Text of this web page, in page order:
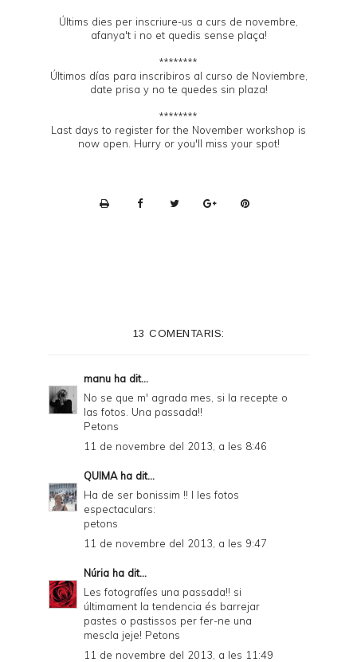
Últims dies per inscriure-us a curs de novembre,
afanya't i no et quedis sense plaça!
********
Últimos días para inscribiros al curso de Noviembre,
date prisa y no te quedes sin plaza!
********
Last days to register for the November workshop is
now open. Hurry or you'll miss your spot!
i
l
d
P
D
13 COMENTARIS:
manu ha dit...
No se que m' agrada mes, si la recepte o
las fotos. Una passada!!
Petons
11 de novembre del 2013, a les 8:46
QUIMAha dit...
Ha de ser bonissim !! I les fotos
espectaculars:
petons
11 de novembre del 2013, a les 9:47
Núria ha dit...
Les fotografíes una passada!! si
últimament la tendencia és barrejar
pastes o pastissos per fer-ne una
mescla jeje! Petons
11 de novembre del 2013, a les 11:49